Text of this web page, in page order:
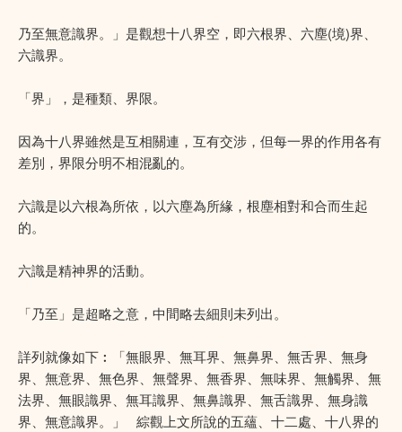
乃至無意識界。」是觀想十八界空，即六根界、六塵(境)界、
六識界。
「界」，是種類、界限。
因為十八界雖然是互相關連，互有交涉，但每一界的作用各有
差別，界限分明不相混亂的。
六識是以六根為所依，以六塵為所緣，根塵相對和合而生起
的。
六識是精神界的活動。
「乃至」是超略之意，中間略去細則未列出。
詳列就像如下︰「無眼界、無耳界、無鼻界、無舌界、無身
界、無意界、無色界、無聲界、無香界、無味界、無觸界、無
法界、無眼識界、無耳識界、無鼻識界、無舌識界、無身識
界、無意識界。」 綜觀上文所說的五蘊、十二處、十八界的